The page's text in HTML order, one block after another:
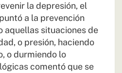
la depresión, el
a la prevención
aquellas situaciones de
o presión, haciendo
o durmiendo lo
comentó que se